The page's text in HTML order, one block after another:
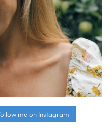
me on Instagram